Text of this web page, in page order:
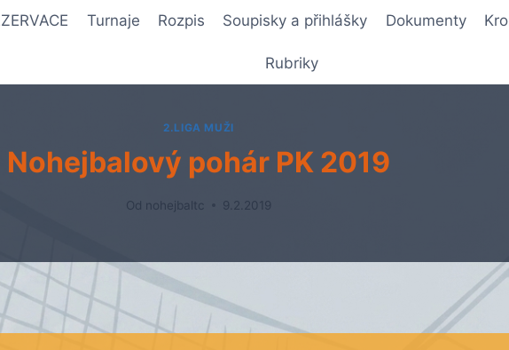
Turnaje Rozpis Soupisky a přihlášky Dokumenty
Rubriky
2.LIGA MUŽI
Nohejbalový pohár PK 2019
Od nohejbaltc 9.2.2019